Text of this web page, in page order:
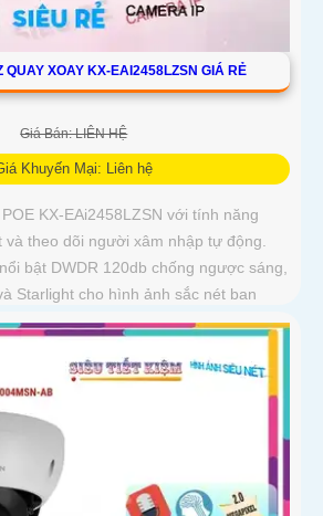
QUAY XOAY KX-EAI2458LZSN GIÁ RẺ
Giá Bán: LIÊN HỆ
Khuyến Mại: Liên hệ
KX-EAi2458LZSN với tính năng
và theo dõi người xâm nhập tự động.
bật DWDR 120db chống ngược sáng,
Starlight cho hình ảnh sắc nét ban